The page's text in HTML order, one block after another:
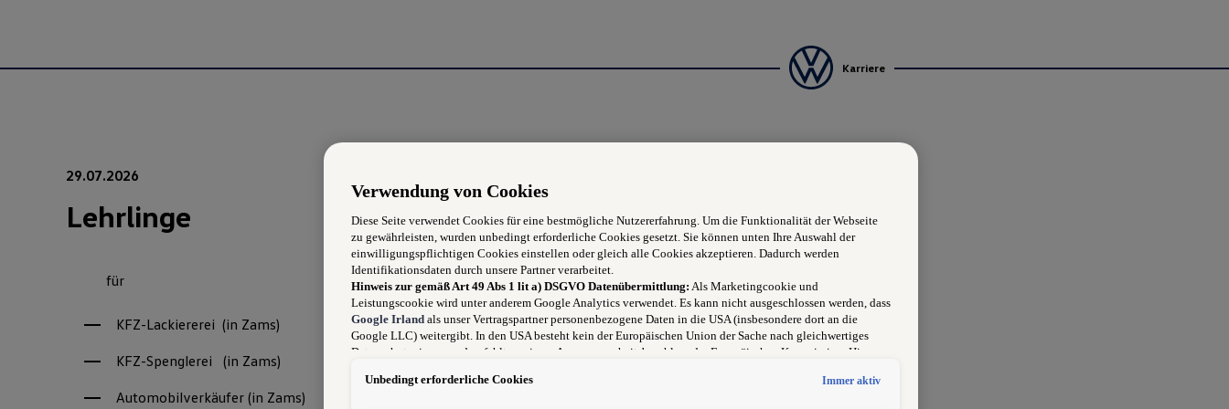
Karriere
29.07.2026
Lehrlinge
für
KFZ-Lackiererei (in Zams)
KFZ-Spenglerei (in Zams)
Automobilverkäufer (in Zams)
Verwendung von Cookies
Diese Seite verwendet Cookies für eine bestmögliche Nutzererfahrung. Um die Funktionalität der Webseite
zu gewährleisten, wurden unbedingt erforderliche Cookies gesetzt. Sie können unten Ihre Auswahl der
einwilligungspflichtigen Cookies einstellen oder gleich alle Cookies akzeptieren. Dadurch werden
Identifikationsdaten durch unsere Partner verarbeitet.
Hinweis zur gemäß Art 49 Abs 1 lit a) DSGVO Datenübermittlung: Als Marketingcookie und
Leistungscookie wird unter anderem Google Analytics verwendet. Es kann nicht ausgeschlossen werden, dass
Google Irland als unser Vertragspartner personenbezogene Daten in die USA (insbesondere dort an die
Google LLC) weitergibt. In den USA besteht kein der Europäischen Union der Sache nach gleichwertiges
Datenschutzniveau und es fehlt an einem Angemessenheitsbeschluss der Europäischen Kommission. Hieraus
durchsetzen können, in den USA keine Datenschutzgrundsätze bestehen, und weil nicht ausgeschlossen
Unbedingt erforderliche Cookies Immer aktiv